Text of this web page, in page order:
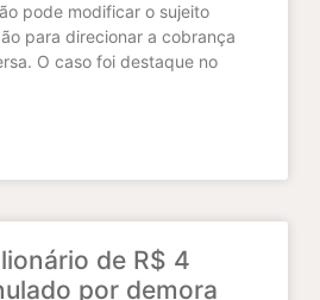
pode modificar o sujeito
para direcionar a cobrança
O caso foi destaque no
de R$ 4
por demora